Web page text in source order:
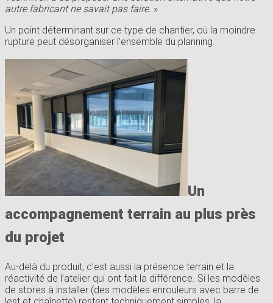
autre fabricant ne savait pas faire. »
Un point déterminant sur ce type de chantier, où la moindre
rupture peut désorganiser l’ensemble du planning.
Un
accompagnement terrain au plus près
du projet
Au-delà du produit, c’est aussi la présence terrain et la
réactivité de l’atelier qui ont fait la différence. Si les modèles
de stores à installer (des modèles enrouleurs avec barre de